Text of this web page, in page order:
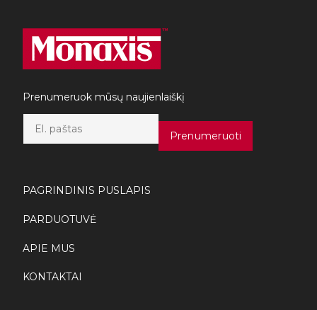
Prenumeruok mūsų naujienlaiškį
a
*
Prenumeruoti
PAGRINDINIS PUSLAPIS
PARDUOTUVĖ
APIE MUS
KONTAKTAI